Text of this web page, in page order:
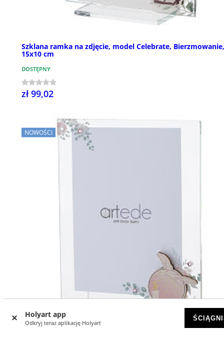
Holyart app
Odkryj teraz aplikację Holyart
Szklana ramka na zdjęcie, model Celebrate, Bierzmowanie,
15x10 cm
DOSTĘPNY
zł 99,02
NOWOŚCI